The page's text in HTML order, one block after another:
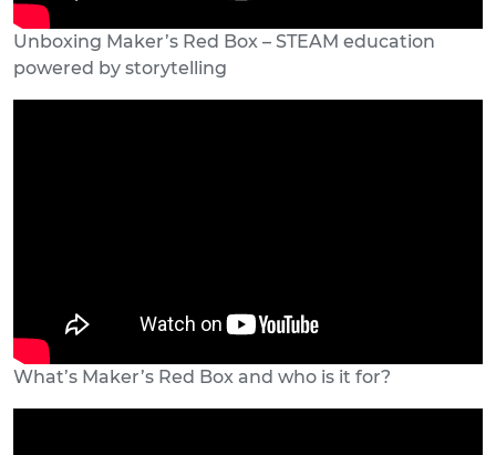
Unboxing Maker’s Red Box – STEAM education
powered by storytelling
What’s Maker’s Red Box and who is it for?